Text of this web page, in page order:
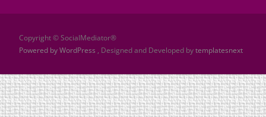
Copyright © SocialMediator®
Powered by WordPress , Designed and Developed bytemplatesnext